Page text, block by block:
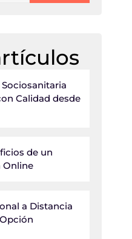
Calidad desde
de un
Online
a Distancia